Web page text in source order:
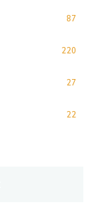
87
220
27
22